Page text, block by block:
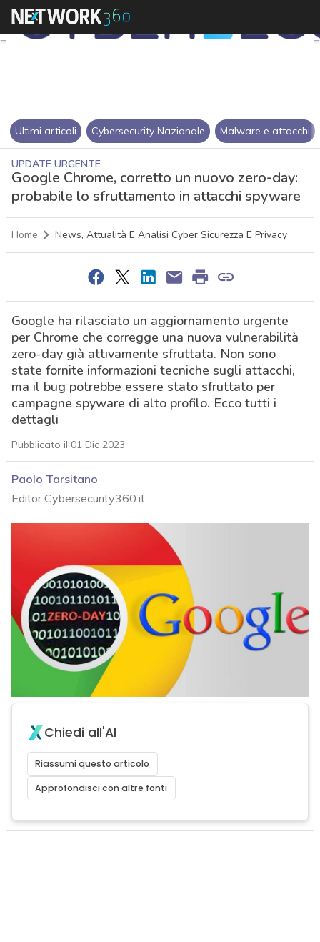
Ultimi articoli Cybersecurity Nazionale Malware e attacchi
UPDATE URGENTE
Google Chrome, corretto un nuovo zero-day:
probabile lo sfruttamento in attacchi spyware
Home News, Attualità E Analisi Cyber Sicurezza E Privacy
Google ha rilasciato un aggiornamento urgente
per Chrome che corregge una nuova vulnerabilità
zero-day già attivamente sfruttata. Non sono
state fornite informazioni tecniche sugli attacchi,
ma il bug potrebbe essere stato sfruttato per
campagne spyware di alto profilo. Ecco tutti i
dettagli
Pubblicato il 01 Dic 2023
Paolo Tarsitano
Editor Cybersecurity360.it
Chiedi all'AI
Riassumi questo articolo
Approfondisci con altre fonti